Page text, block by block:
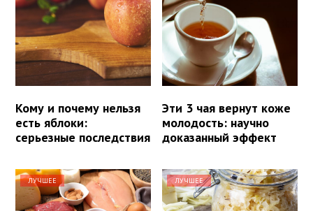
Кому и почему нельзя
есть яблоки:
серьезные последствия
Эти 3 чая вернут коже
молодость: научно
доказанный эффект
ЛУЧШЕЕ ЛУЧШЕЕ